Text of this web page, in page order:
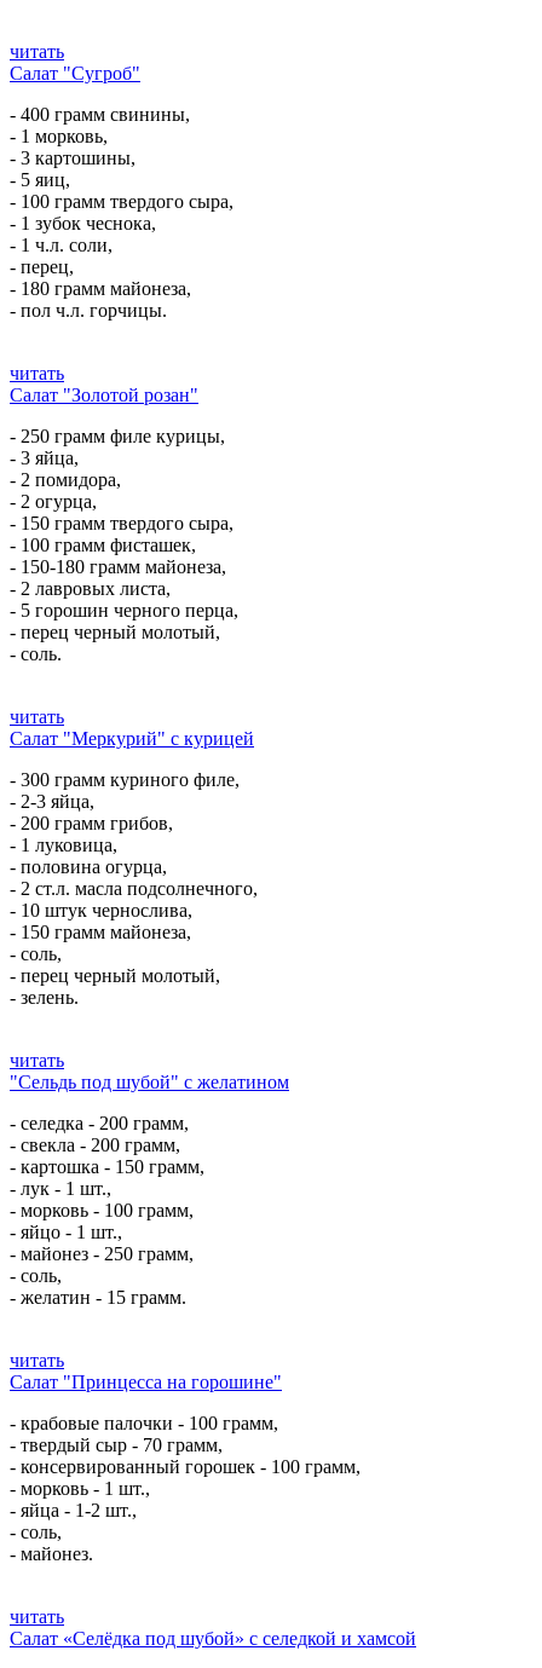
читать
Салат "Сугроб"
- 400 грамм свинины,
- 1 морковь,
- 3 картошины,
- 5 яиц,
- 100 грамм твердого сыра,
- 1 зубок чеснока,
- 1 ч.л. соли,
- перец,
- 180 грамм майонеза,
- пол ч.л. горчицы.
читать
Салат "Золотой розан"
- 250 грамм филе курицы,
- 3 яйца,
- 2 помидора,
- 2 огурца,
- 150 грамм твердого сыра,
- 100 грамм фисташек,
- 150-180 грамм майонеза,
- 2 лавровых листа,
- 5 горошин черного перца,
- перец черный молотый,
- соль.
читать
Салат "Меркурий" с курицей
- 300 грамм куриного филе,
- 2-3 яйца,
- 200 грамм грибов,
- 1 луковица,
- половина огурца,
- 2 ст.л. масла подсолнечного,
- 10 штук чернослива,
- 150 грамм майонеза,
- соль,
- перец черный молотый,
- зелень.
читать
"Сельдь под шубой" с желатином
- селедка - 200 грамм,
- свекла - 200 грамм,
- картошка - 150 грамм,
- лук - 1 шт.,
- морковь - 100 грамм,
- яйцо - 1 шт.,
- майонез - 250 грамм,
- соль,
- желатин - 15 грамм.
читать
Салат "Принцесса на горошине"
- крабовые палочки - 100 грамм,
- твердый сыр - 70 грамм,
- консервированный горошек - 100 грамм,
- морковь - 1 шт.,
- яйца - 1-2 шт.,
- соль,
- майонез.
читать
Салат «Селёдка под шубой» с селедкой и хамсой